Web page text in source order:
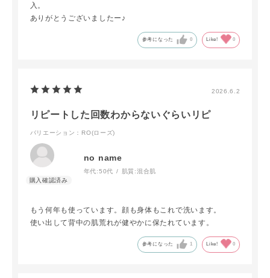
入。
ありがとうございましたー♪
参考になった 0 Like! 0
2026.6.2
リピートした回数わからないぐらいリピ
バリエーション：RO(ローズ)
no name
年代:50代 肌質:混合肌
もう何年も使っています。顔も身体もこれで洗います。
使い出して背中の肌荒れが健やかに保たれています。
参考になった 1 Like! 0